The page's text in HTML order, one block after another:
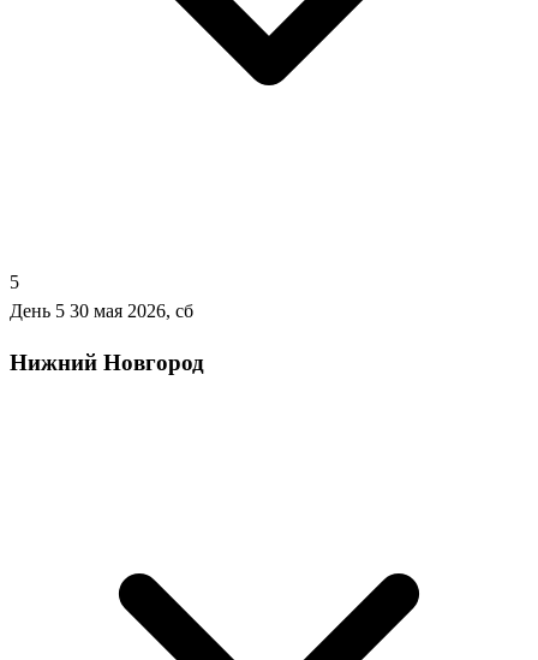
5
День 5 30 мая 2026, сб
Нижний Новгород